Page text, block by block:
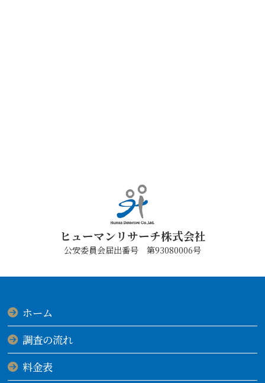
ヒューマンリサーチ株式会社
公安委員会届出番号 第93080006号
ホーム
調査の流れ
料金表